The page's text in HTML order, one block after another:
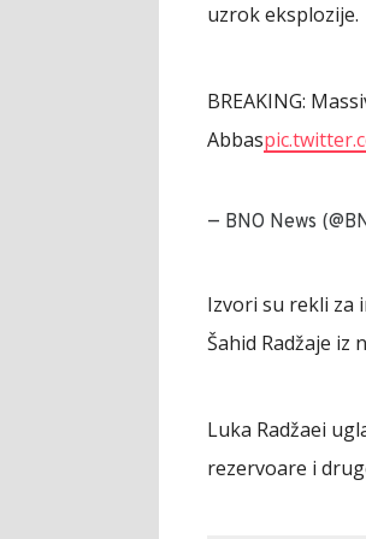
uzrok eksplozije.
BREAKING:
Abbas
— BNO News
Izvori su rekli za
Šahid Radžaje iz
Luka Radžaei
rezervoare i